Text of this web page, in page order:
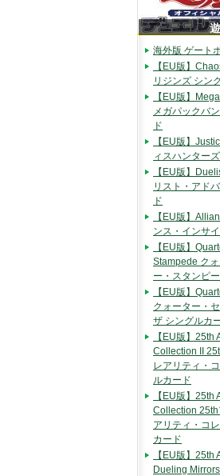
海外版 ゲート
【EU版】
リジンズ シン
【EU版】
メガパックバ
ド
【EU版】
ィスハンター
【EU版】
リスト・アド
ド
【EU版】
ンス・インサ
【EU版】
Stampede ク
ー・スタンピ
【EU版】
クォーター・
ザ シングルカ
【EU版】
Collection II
レアリティ・
ルカード
【EU版】
Collection 25th
アリティ・コ
カード
【EU版】25th
Dueling